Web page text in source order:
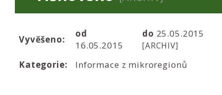
Vyvěšeno:
od
16.05.2015
do 25.05.2015
[ARCHIV]
Kategorie: Informace z mikroregionů